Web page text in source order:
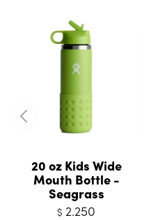
20 oz Kids Wide
Mouth Bottle -
Seagrass
$ 2.250